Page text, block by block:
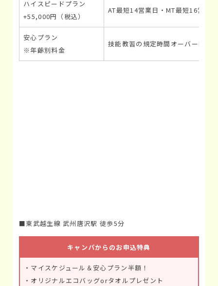
ハイスピードプラン
+55,000円（税込）
AT最短14営業日・MT最短16営業
安心プラン
※年齢別料金
技能教習の規定時間オーバー時
■東武越生線 武州唐沢駅 徒歩5分
キャンパからのお申込特典
・マイスケジュール＆安心プラン半額！
・オリジナルエコバッグorタオルプレゼント